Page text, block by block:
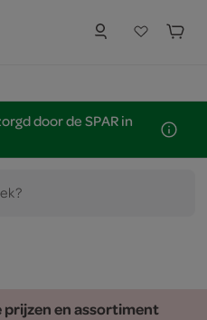
door de SPAR in
prijzen en assortiment